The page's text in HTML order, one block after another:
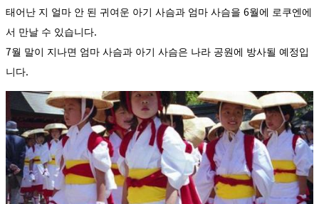
태어난 지 얼마 안 된 귀여운 아기 사슴과 엄마 사슴을 6월에 로쿠엔에
서 만날 수 있습니다.
7월 말이 지나면 엄마 사슴과 아기 사슴은 나라 공원에 방사될 예정입
니다.